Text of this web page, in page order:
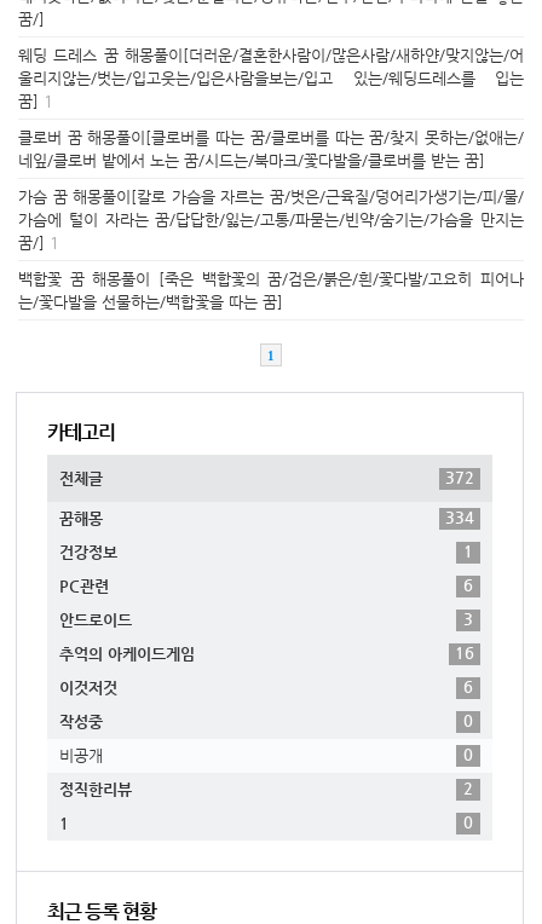
꿈/]
웨딩 드레스 꿈 해몽풀이[더러운/결혼한사람이/많은사람/새하얀/맞지않는/어
울리지않는/벗는/입고웃는/입은사람을보는/입고 있는/웨딩드레스를 입는
꿈] 1
클로버 꿈 해몽풀이[클로버를 따는 꿈/클로버를 따는 꿈/찾지 못하는/없애는/
네잎/클로버 밭에서 노는 꿈/시드는/북마크/꽃다발을/클로버를 받는 꿈]
가슴 꿈 해몽풀이[칼로 가슴을 자르는 꿈/벗은/근육질/덩어리가생기는/피/물/
가슴에 털이 자라는 꿈/답답한/잃는/고통/파묻는/빈약/숨기는/가슴을 만지는
꿈/] 1
백합꽃 꿈 해몽풀이 [죽은 백합꽃의 꿈/검은/붉은/흰/꽃다발/고요히 피어나
는/꽃다발을 선물하는/백합꽃을 따는 꿈]
1
카테고리
전체글 372
꿈해몽
334
건강정보
1
PC관련
6
안드로이드
3
추억의 아케이드게임
16
이것저것
6
작성중
0
비공개
0
정직한리뷰
2
1
0
최근 등록 현황